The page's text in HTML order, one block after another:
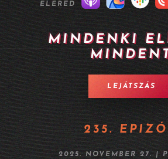
ELÉRED
MINDENKI
LEJÁTSZÁS
235.
2025. NOVEMBER 27.|